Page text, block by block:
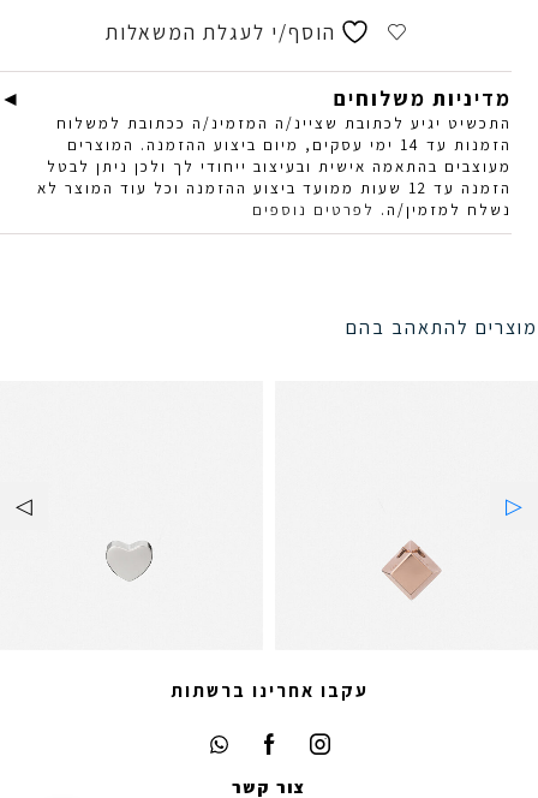
הוסף/י לעגלת המשאלות
מדיניות משלוחים
התכשיט יגיע לכתובת שציינ/ה המזמינ/ה ככתובת למשלוח
הזמנות עד 14 ימי עסקים, מיום ביצוע ההזמנה. המוצרים
מעוצבים בהתאמה אישית ובעיצוב ייחודי לך ולכן ניתן לבטל
הזמנה עד 12 שעות ממועד ביצוע ההזמנה וכל עוד המוצר לא
נשלח למזמין/ה. לפרטים נוספים
מוצרים להתאהב בהם
עקבו אחרינו ברשתות
צור קשר